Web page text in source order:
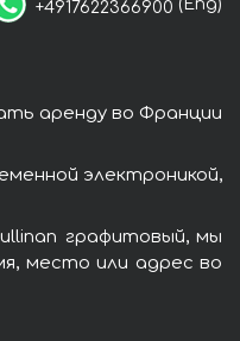
+4917622366900 (Eng)
аренду во Франции
электроникой,
графитовый, мы
место или адрес во